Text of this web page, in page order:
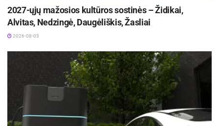
2027-ųjų mažosios kultūros sostinės – Židikai,
Alvitas, Nedzingė, Daugėliškis, Žasliai
2026-08-03